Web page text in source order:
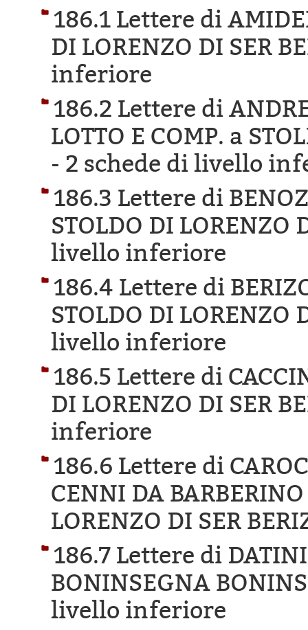
186.1 Lettere di
DI LORENZO DI SER
inferiore
186.2 Lettere di
LOTTO E COMP. a
- 2 schede di livello
186.3 Lettere di
STOLDO DI LORENZO
livello inferiore
186.4 Lettere di
STOLDO DI LORENZO
livello inferiore
186.5 Lettere di
DI LORENZO DI SER
inferiore
186.6 Lettere di
CENNI DA
LORENZO DI SER
186.7 Lettere di
BONINSEGNA
livello inferiore